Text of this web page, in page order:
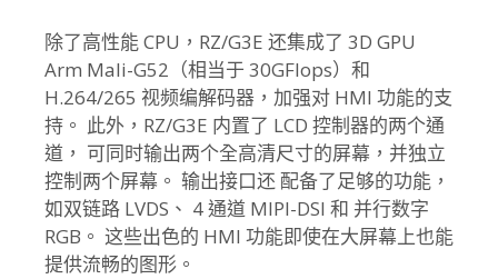
除了高性能 CPU，RZ/G3E 还集成了 3D GPU
Arm Mali-G52（相当于 30GFlops）和
H.264/265 视频编解码器，加强对 HMI 功能的支
持。 此外，RZ/G3E 内置了 LCD 控制器的两个通
道， 可同时输出两个全高清尺寸的屏幕，并独立
控制两个屏幕。 输出接口还 配备了足够的功能，
如双链路 LVDS、 4 通道 MIPI-DSI 和 并行数字
RGB。 这些出色的 HMI 功能即使在大屏幕上也能
提供流畅的图形。